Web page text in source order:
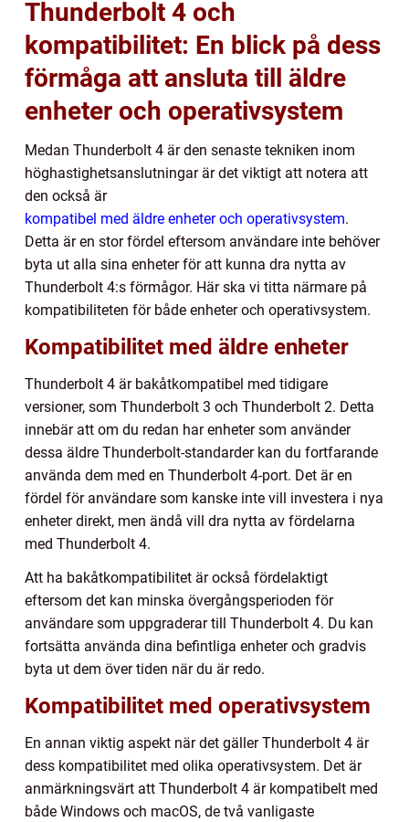
Thunderbolt 4 och
kompatibilitet: En blick på dess
förmåga att ansluta till äldre
enheter och operativsystem
Medan Thunderbolt 4 är den senaste tekniken inom
höghastighetsanslutningar är det viktigt att notera att
den också är
kompatibel med äldre enheter och operativsystem.
Detta är en stor fördel eftersom användare inte behöver
byta ut alla sina enheter för att kunna dra nytta av
Thunderbolt 4:s förmågor. Här ska vi titta närmare på
kompatibiliteten för både enheter och operativsystem.
Kompatibilitet med äldre enheter
Thunderbolt 4 är bakåtkompatibel med tidigare
versioner, som Thunderbolt 3 och Thunderbolt 2. Detta
innebär att om du redan har enheter som använder
dessa äldre Thunderbolt-standarder kan du fortfarande
använda dem med en Thunderbolt 4-port. Det är en
fördel för användare som kanske inte vill investera i nya
enheter direkt, men ändå vill dra nytta av fördelarna
med Thunderbolt 4.
Att ha bakåtkompatibilitet är också fördelaktigt
eftersom det kan minska övergångsperioden för
användare som uppgraderar till Thunderbolt 4. Du kan
fortsätta använda dina befintliga enheter och gradvis
byta ut dem över tiden när du är redo.
Kompatibilitet med operativsystem
En annan viktig aspekt när det gäller Thunderbolt 4 är
dess kompatibilitet med olika operativsystem. Det är
anmärkningsvärt att Thunderbolt 4 är kompatibelt med
både Windows och macOS, de två vanligaste